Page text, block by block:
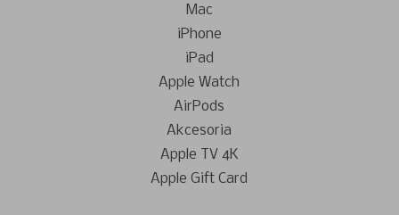
Mac
iPhone
iPad
Apple Watch
AirPods
Akcesoria
Apple TV 4K
Apple Gift Card